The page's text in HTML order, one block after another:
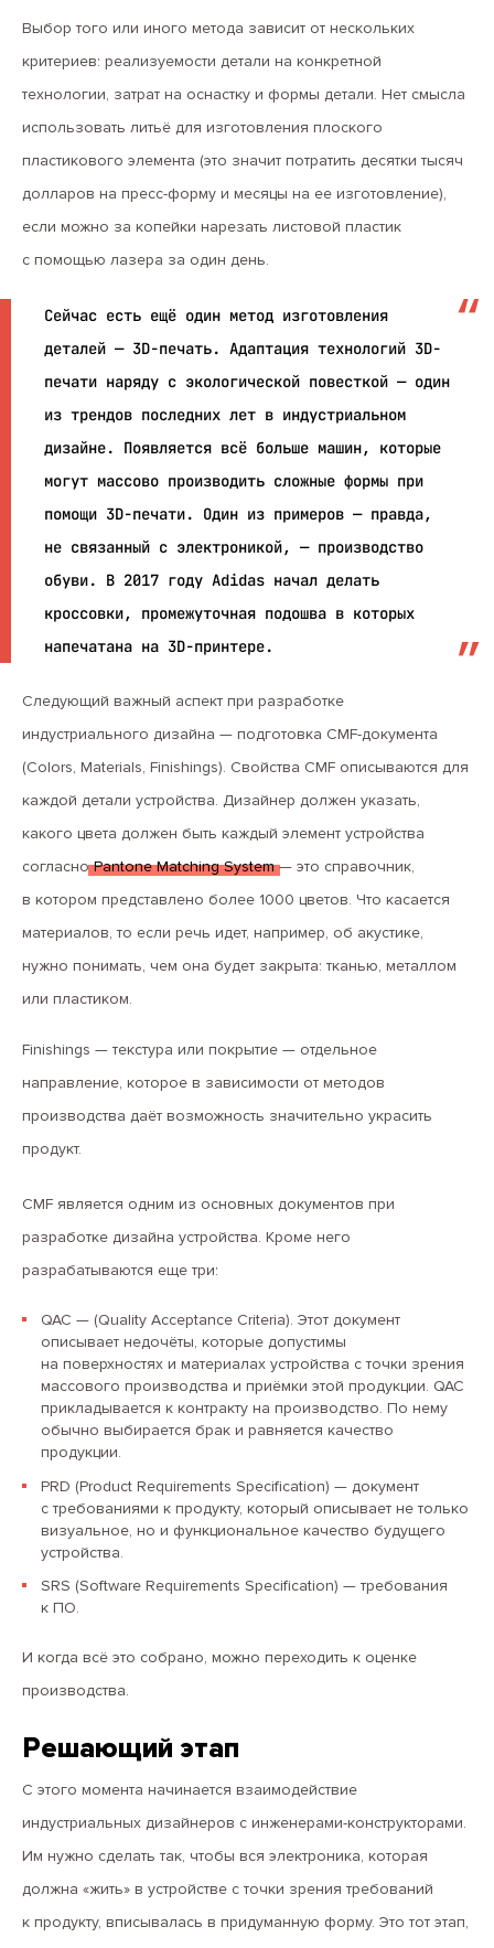
Выбор того или иного метода зависит от нескольких
критериев: реализуемости детали на конкретной
технологии, затрат на оснастку и формы детали. Нет смысла
использовать литьё для изготовления плоского
пластикового элемента (это значит потратить десятки тысяч
долларов на пресс-форму и месяцы на ее изготовление),
если можно за копейки нарезать листовой пластик
с помощью лазера за один день.
Сейчас есть ещё один метод изготовления
деталей — 3D-печать. Адаптация технологий 3D-
печати наряду с экологической повесткой — один
из трендов последних лет в индустриальном
дизайне. Появляется всё больше машин, которые
могут массово производить сложные формы при
помощи 3D-печати. Один из примеров — правда,
не связанный с электроникой, — производство
обуви. В 2017 году Adidas начал делать
кроссовки, промежуточная подошва в которых
напечатана на 3D-принтере.
Следующий важный аспект при разработке
индустриального дизайна — подготовка CMF-документа
(Colors, Materials, Finishings). Свойства CMF описываются для
каждой детали устройства. Дизайнер должен указать,
какого цвета должен быть каждый элемент устройства
согласноPantone Matching System— это справочник,
в котором представлено более 1000 цветов. Что касается
материалов, то если речь идет, например, об акустике,
нужно понимать, чем она будет закрыта: тканью, металлом
или пластиком.
Finishings — текстура или покрытие — отдельное
направление, которое в зависимости от методов
производства даёт возможность значительно украсить
продукт.
CMF является одним из основных документов при
разработке дизайна устройства. Кроме него
разрабатываются еще три:
QAC — (Quality Acceptance Criteria). Этот документ
описывает недочёты, которые допустимы
на поверхностях и материалах устройства с точки зрения
массового производства и приёмки этой продукции. QAC
прикладывается к контракту на производство. По нему
обычно выбирается брак и равняется качество
продукции.
PRD (Product Requirements Specification) — документ
с требованиями к продукту, который описывает не только
визуальное, но и функциональное качество будущего
устройства.
SRS (Software Requirements Specification) — требования
к ПО.
И когда всё это собрано, можно переходить к оценке
производства.
Решающий этап
С этого момента начинается взаимодействие
индустриальных дизайнеров с инженерами-конструкторами.
Им нужно сделать так, чтобы вся электроника, которая
должна «жить» в устройстве с точки зрения требований
к продукту, вписывалась в придуманную форму. Это тот этап,